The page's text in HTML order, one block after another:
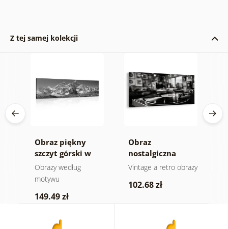
Z tej samej kolekcji
Obraz piękny
szczyt górski w
wersji czarno-
białej
Obrazy według
motywu
149.49 zł
Obraz
nostalgiczna
muzyczna
Vintage a retro obrazy
102.68 zł